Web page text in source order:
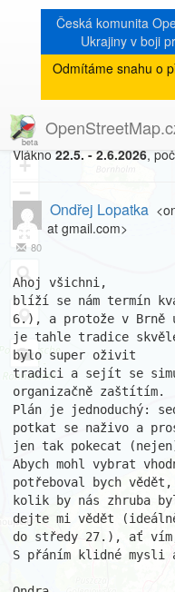
Česká komunita
Ukrajiny v boji
Odmítáme snahu o
8
+
−
« zpět
[Talk-cz]
Kvartální
Vlákno 22.5. - 2.6.2026,
Ondřej Lopatka
at gmail.com>
80
Ahoj všichni,
blíží se nám termín
6.), a protože v Brně
je tahle tradice
bylo super oživit
tradici a sejít se
organizačně zaštítím.
Plán je jednoduchý:
potkat se naživo a
jen tak pokecat
Abych mohl vybrat
potřeboval bych vědět,
kolik by nás zhruba
dejte mi vědět
do středy 27.), ať
S přáním klidné mysli